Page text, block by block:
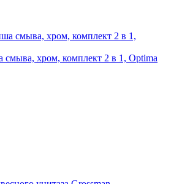
смыва, хром, комплект 2 в 1, Optima